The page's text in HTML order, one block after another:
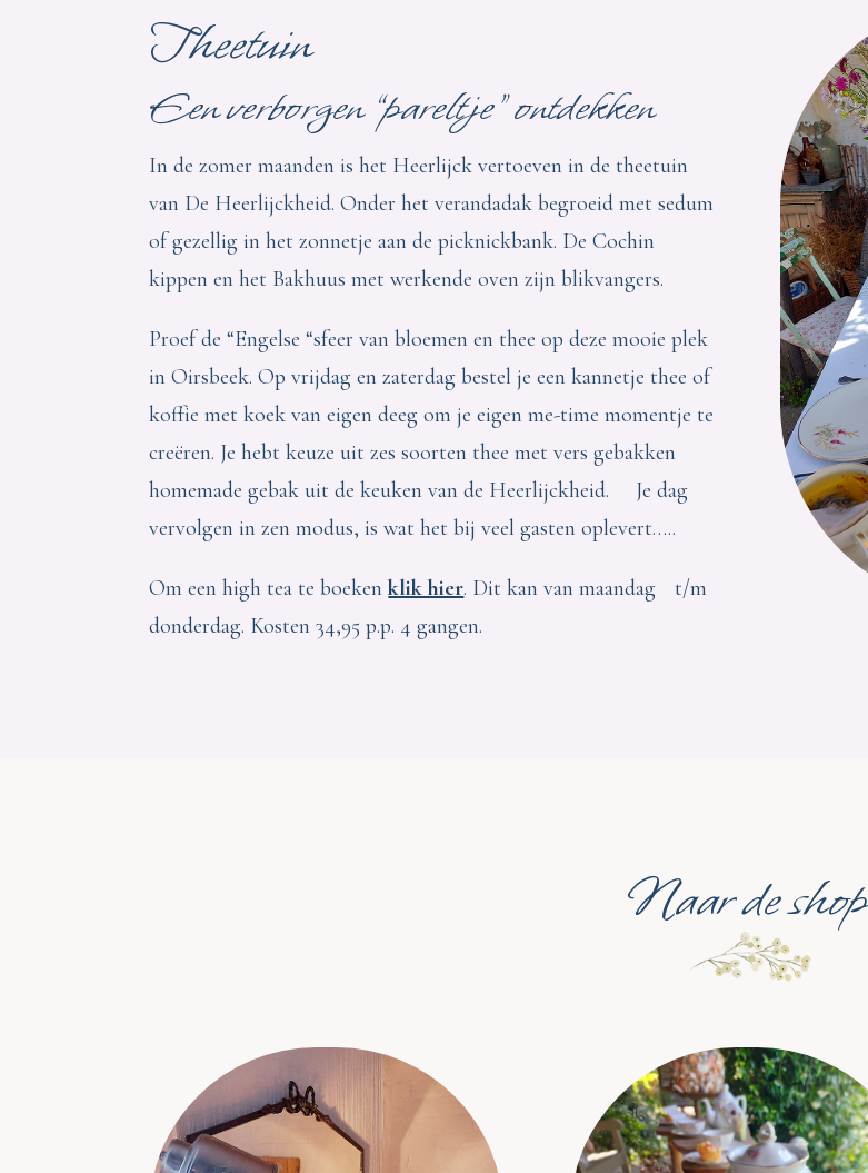
Theetuin
Een verborgen “pareltje” ontdekken
In de zomer maanden is het Heerlijck vertoeven in de theetuin
van De Heerlijckheid. Onder het verandadak begroeid met sedum
of gezellig in het zonnetje aan de picknickbank. De Cochin
kippen en het Bakhuus met werkende oven zijn blikvangers.
Proef de “Engelse “sfeer van bloemen en thee op deze mooie plek
in Oirsbeek. Op vrijdag en zaterdag bestel je een kannetje thee of
koffie met koek van eigen deeg om je eigen me-time momentje te
creëren. Je hebt keuze uit zes soorten thee met vers gebakken
homemade gebak uit de keuken van de Heerlijckheid. Je dag
vervolgen in zen modus, is wat het bij veel gasten oplevert…..
Om een high tea te boeken klik hier. Dit kan van maandag t/m
donderdag. Kosten 34,95 p.p. 4 gangen.
Naar de shop